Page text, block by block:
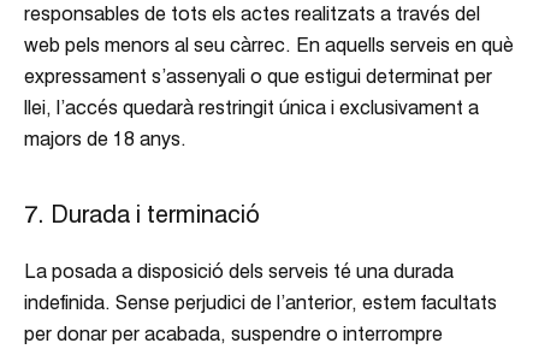
responsables de tots els actes realitzats a través del
web pels menors al seu càrrec. En aquells serveis en què
expressament s’assenyali o que estigui determinat per
llei, l’accés quedarà restringit única i exclusivament a
majors de 18 anys.
7. Durada i terminació
La posada a disposició dels serveis té una durada
indefinida. Sense perjudici de l’anterior, estem facultats
per donar per acabada, suspendre o interrompre